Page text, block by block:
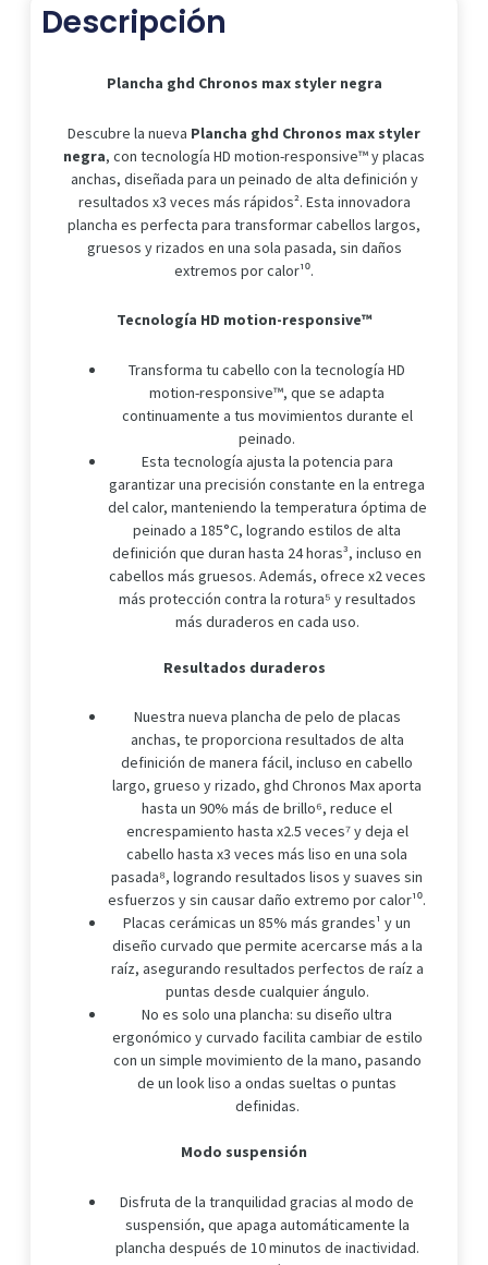
Descripción
Plancha ghd Chronos max styler negra
Descubre la nueva Plancha ghd Chronos max styler
negra, con tecnología HD motion-responsive™ y placas
anchas, diseñada para un peinado de alta definición y
resultados x3 veces más rápidos². Esta innovadora
plancha es perfecta para transformar cabellos largos,
gruesos y rizados en una sola pasada, sin daños
extremos por calor¹⁰.
Tecnología HD motion-responsive™
Transforma tu cabello con la tecnología HD
motion-responsive™, que se adapta
continuamente a tus movimientos durante el
peinado.
Esta tecnología ajusta la potencia para
garantizar una precisión constante en la entrega
del calor, manteniendo la temperatura óptima de
peinado a 185°C, logrando estilos de alta
definición que duran hasta 24 horas³, incluso en
cabellos más gruesos. Además, ofrece x2 veces
más protección contra la rotura⁵ y resultados
más duraderos en cada uso.
Resultados duraderos
Nuestra nueva plancha de pelo de placas
anchas, te proporciona resultados de alta
definición de manera fácil, incluso en cabello
largo, grueso y rizado, ghd Chronos Max aporta
hasta un 90% más de brillo⁶, reduce el
encrespamiento hasta x2.5 veces⁷ y deja el
cabello hasta x3 veces más liso en una sola
pasada⁸, logrando resultados lisos y suaves sin
esfuerzos y sin causar daño extremo por calor¹⁰.
Placas cerámicas un 85% más grandes¹ y un
diseño curvado que permite acercarse más a la
raíz, asegurando resultados perfectos de raíz a
puntas desde cualquier ángulo.
No es solo una plancha: su diseño ultra
ergonómico y curvado facilita cambiar de estilo
con un simple movimiento de la mano, pasando
de un look liso a ondas sueltas o puntas
definidas.
Modo suspensión
Disfruta de la tranquilidad gracias al modo de
suspensión, que apaga automáticamente la
plancha después de 10 minutos de inactividad.